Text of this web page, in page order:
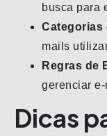
busca para
Categorias
mails
Regras de
gerenciar
Dicas